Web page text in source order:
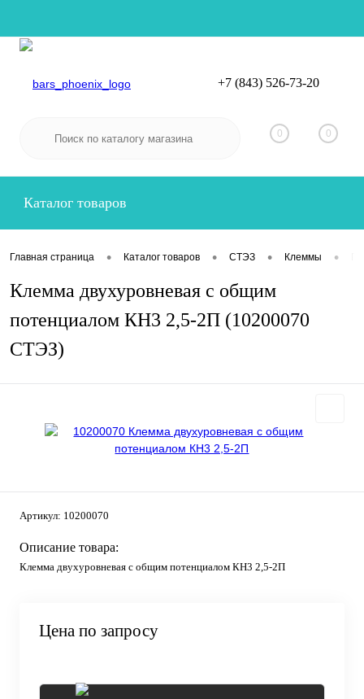
Вход
+7 (843) 526-73-20
0 0
Каталог товаров
Главная страница • Каталог товаров • СТЭЗ • Клеммы •
Клемма двухуровневая с общим
потенциалом КН3 2,5-2П (10200070
СТЭЗ)
Артикул: 10200070
Описание товара:
Клемма двухуровневая с общим потенциалом КН3 2,5-2П
Цена по запросу